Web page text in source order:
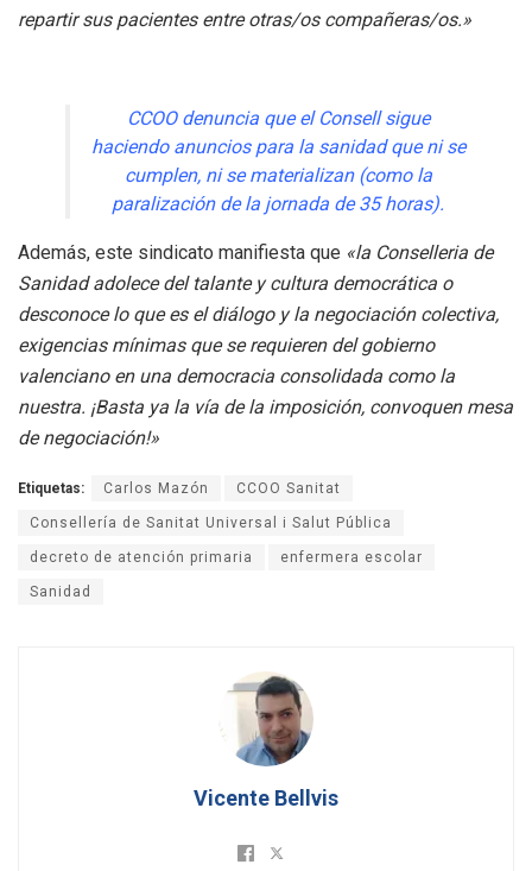
repartir sus pacientes entre otras/os compañeras/os.»
CCOO denuncia que el Consell sigue
haciendo anuncios para la sanidad que ni se
cumplen, ni se materializan (como la
paralización de la jornada de 35 horas).
Además, este sindicato manifiesta que «la Conselleria de
Sanidad adolece del talante y cultura democrática o
desconoce lo que es el diálogo y la negociación colectiva,
exigencias mínimas que se requieren del gobierno
valenciano en una democracia consolidada como la
nuestra. ¡Basta ya la vía de la imposición, convoquen mesa
de negociación!»
Etiquetas: Carlos Mazón CCOO Sanitat
Consellería de Sanitat Universal i Salut Pública
decreto de atención primaria enfermera escolar
Sanidad
Vicente Bellvis